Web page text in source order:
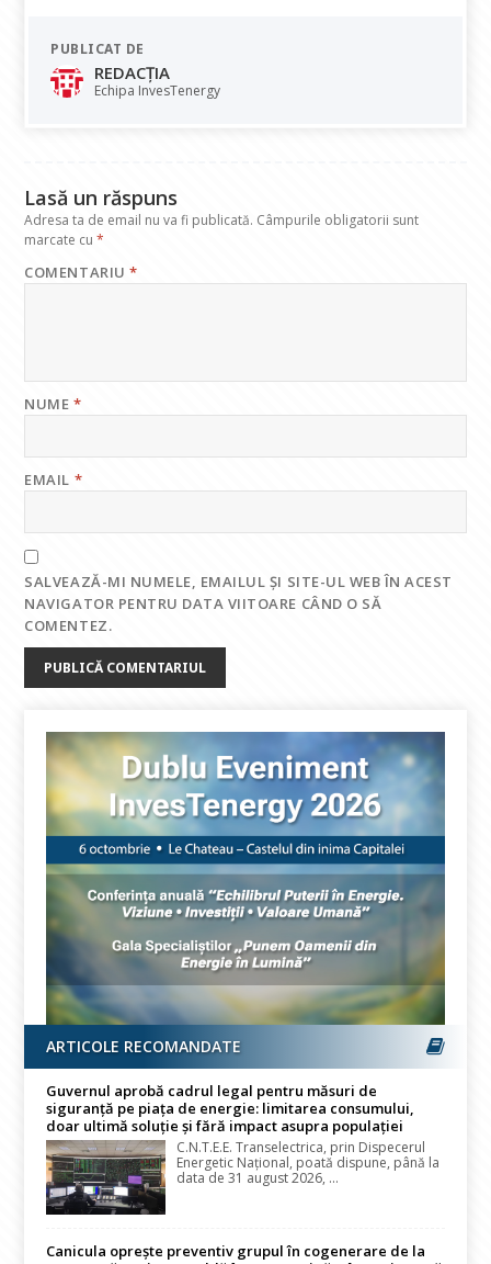
e
b
o
at
s
A dI
PUBLICAT DE
REDACȚIA
Echipa InvesTenergy
Lasă un răspuns
Adresa ta de email nu va fi publicată. Câmpurile obligatorii sunt
marcate cu*
COMENTARIU*
NUME*
EMAIL *
SALVEAZĂ-MI NUMELE, EMAILUL ȘI SITE-UL WEB ÎN ACEST
NAVIGATOR PENTRU DATA VIITOARE CÂND O SĂ
COMENTEZ.
ARTICOLE RECOMANDATE
Guvernul aprobă cadrul legal pentru măsuri de
siguranță pe piața de energie: limitarea consumului,
doar ultimă soluție și fără impact asupra populației
C.N.T.E.E. Transelectrica, prin Dispecerul
Energetic Național, poată dispune, până la
data de 31 august 2026, ...
Canicula oprește preventiv grupul în cogenerare de la